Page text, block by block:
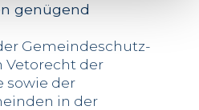
genügend
Gemeindeschutz-
Vetorecht der
sowie der
in der